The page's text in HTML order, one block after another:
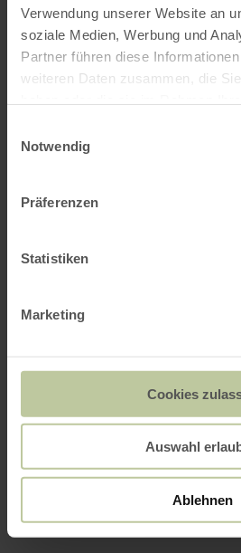
Verwendung unserer Website an
soziale Medien, Werbung und
Partner führen diese
weiteren Daten zusammen, die
Notwendig
Präferenzen
Statistiken
Marketing
Cookies
Auswahl
Ablehnen